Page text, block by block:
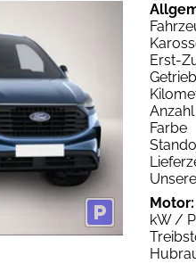
Erst-
Farbe
Motor:
kW /